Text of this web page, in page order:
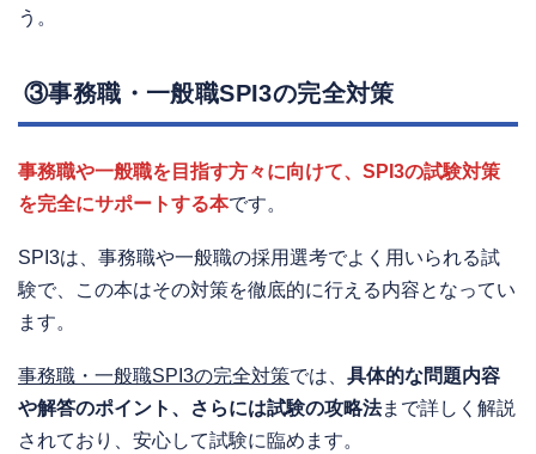
う。
③事務職・一般職SPI3の完全対策
事務職や一般職を目指す方々に向けて、SPI3の試験対策
を完全にサポートする本です。
SPI3は、事務職や一般職の採用選考でよく用いられる試
験で、この本はその対策を徹底的に行える内容となってい
ます。
事務職・一般職SPI3の完全対策では、 具体的な問題内容
や解答のポイント、さらには試験の攻略法まで詳しく解説
されており、安心して試験に臨めます。